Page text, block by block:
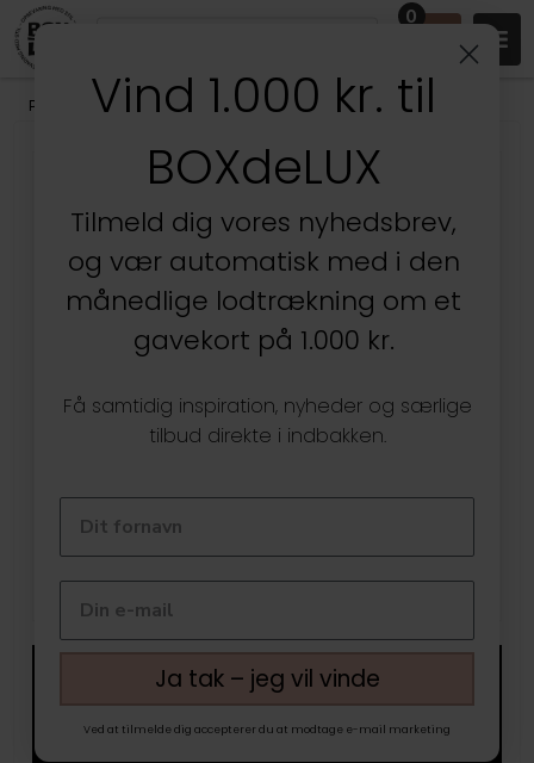
0
Produkter /Børneværelset /Omnioutil Plastikspande
Vind 1.000 kr. til
BOXdeLUX
Tilmeld dig vores nyhedsbrev,
og vær automatisk med i den
månedlige lodtrækning om et
gavekort på 1.000 kr.
Få samtidig inspiration, nyheder og særlige
tilbud direkte i indbakken.
Ja tak – jeg vil vinde
Ved at tilmelde dig accepterer du at modtage e-mail marketing